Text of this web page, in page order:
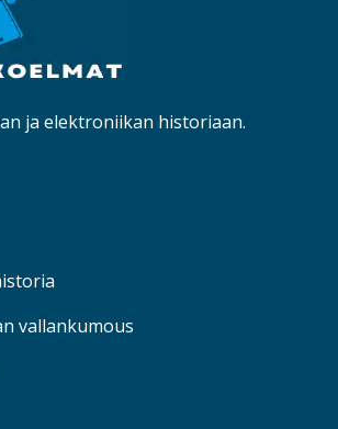
ja elektroniikan historiaan.
vallankumous